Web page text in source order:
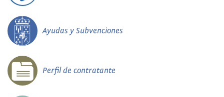
Ayudas y Subvenciones
Perfil de contratante